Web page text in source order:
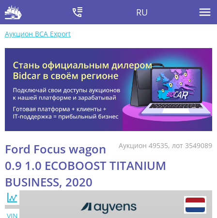
RU
Аукцион BCA Export
Аукцион 49535, лот 3549089
Ford Focus wagon
0.9 1.0 ECOBOOST TITANIUM
BUSINESS, 2020
VIN